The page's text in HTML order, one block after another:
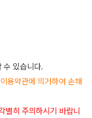
수 있습니다.
용약관에 의거하여 손해
별히 주의하시기 바랍니